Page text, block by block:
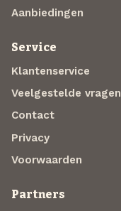
Aanbiedingen
Service
Klantenservice
Veelgestelde vragen
Contact
Privacy
Voorwaarden
Partners